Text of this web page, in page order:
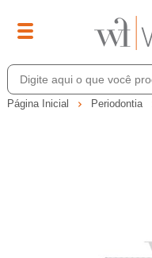
Página Inicial Periodontia